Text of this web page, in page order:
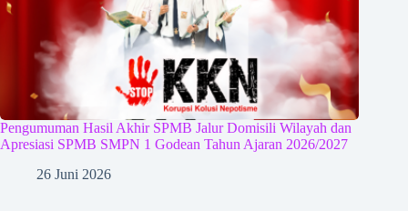
Pengumuman Hasil Akhir SPMB Jalur Domisili Wilayah dan
Apresiasi SPMB SMPN 1 Godean Tahun Ajaran 2026/2027
26 Juni 2026